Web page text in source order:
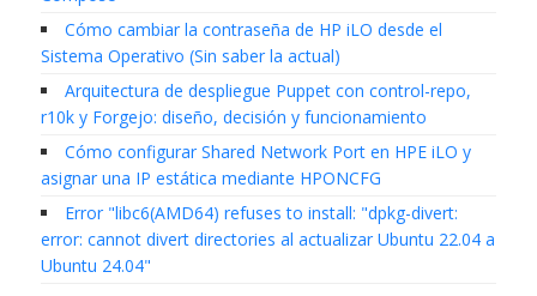
Cómo cambiar la contraseña de HP iLO desde el
Sistema Operativo (Sin saber la actual)
Arquitectura de despliegue Puppet con control-repo,
r10k y Forgejo: diseño, decisión y funcionamiento
Cómo configurar Shared Network Port en HPE iLO y
asignar una IP estática mediante HPONCFG
Error "libc6(AMD64) refuses to install: "dpkg-divert:
error: cannot divert directories al actualizar Ubuntu 22.04 a
Ubuntu 24.04"